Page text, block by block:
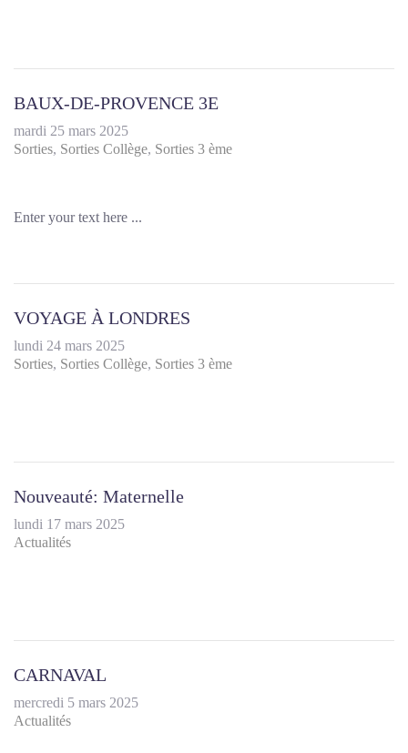
BAUX-DE-PROVENCE 3E
mardi 25 mars 2025
Sorties Sorties Collège Sorties 3 ème
Enter your text here ...
VOYAGE À LONDRES
lundi 24 mars 2025
Sorties Sorties Collège Sorties 3 ème
Nouveauté: Maternelle
lundi 17 mars 2025
Actualités
CARNAVAL
mercredi 5 mars 2025
Actualités